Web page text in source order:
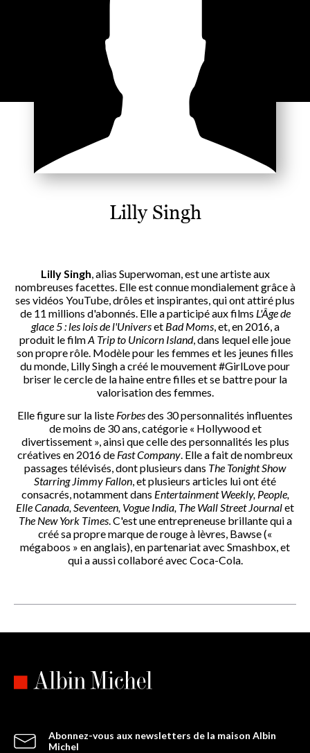
Lilly Singh
Lilly Singh , alias Superwoman, est une artiste aux
nombreuses facettes. Elle est connue mondialement grâce à
ses vidéos YouTube, drôles et inspirantes, qui ont attiré plus
de 11 millions d'abonnés. Elle a participé aux films L'Âge de
glace 5 : les lois de l'Universet Bad Moms, et, en 2016, a
produit le filmA Trip to Unicorn Island, dans lequel elle joue
son propre rôle. Modèle pour les femmes et les jeunes filles
du monde, Lilly Singh a créé le mouvement #GirlLove pour
briser le cercle de la haine entre filles et se battre pour la
valorisation des femmes.
Elle figure sur la liste Forbesdes 30 personnalités influentes
de moins de 30 ans, catégorie « Hollywood et
divertissement », ainsi que celle des personnalités les plus
créatives en 2016 de Fast Company . Elle a fait de nombreux
passages télévisés, dont plusieurs dans The Tonight Show
Starring Jimmy Fallon , et plusieurs articles lui ont été
consacrés, notamment dans Entertainment Weekly, People,
Elle Canada, Seventeen, Vogue India, The Wall Street Journalet
The New York Times. C'est une entrepreneuse brillante qui a
créé sa propre marque de rouge à lèvres, Bawse («
mégaboos » en anglais), en partenariat avec Smashbox, et
qui a aussi collaboré avec Coca-Cola.
Abonnez-vous aux newsletters de la maison Albin
Michel